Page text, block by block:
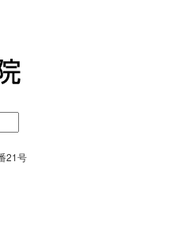
21号